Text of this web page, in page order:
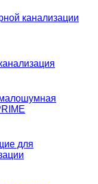
канализации
для